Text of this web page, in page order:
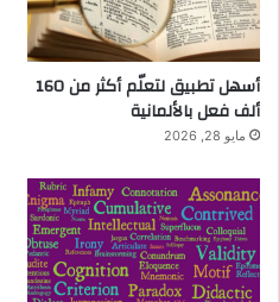
أسهل تطبيق لتعلّم أكثر من 160
ألف فعل بالألمانية
مايو 28, 2026